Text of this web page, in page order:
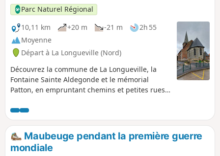
Parc Naturel Régional
10,11 km
+20 m -21 m
2h 55
Moyenne
Départ à La Longueville (Nord)
Découvrez la commune de La Longueville, la
Fontaine Sainte Aldegonde et le mémorial
Patton, en empruntant chemins et petites rues,
Maubeuge pendant la première guerre
mondiale